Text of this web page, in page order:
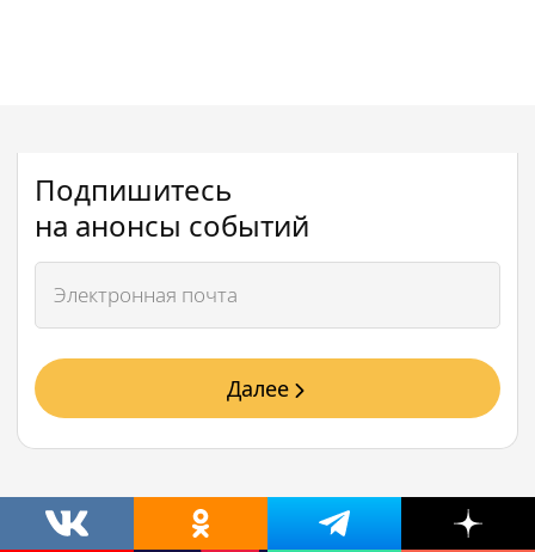
Подпишитесь
на анонсы событий
Далее